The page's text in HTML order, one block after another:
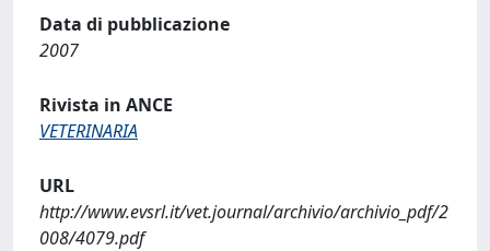
Data di pubblicazione
2007
Rivista in ANCE
VETERINARIA
URL
http://www.evsrl.it/vet.journal/archivio/archivio_pdf/2
008/4079.pdf